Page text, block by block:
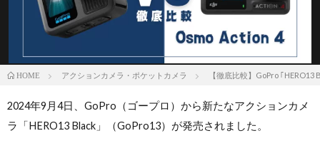
HOME アクションカメラ・ポケットカメラ 【徹底比較】GoPro ｢
2024年9月4日、GoPro（ゴープロ）から新たなアクションカメ
ラ「HERO13 Black」（GoPro13）が発売されました。